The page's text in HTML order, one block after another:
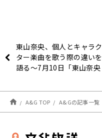
東山奈央、個人とキャラク
ター楽曲を歌う際の違いを
語る～7月10日「東山奈央
A&G TOP A&Gの記事一覧